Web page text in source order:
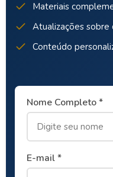
Materiais
Atualizações sobre
Conteúdo
Nome Completo *
E-mail *